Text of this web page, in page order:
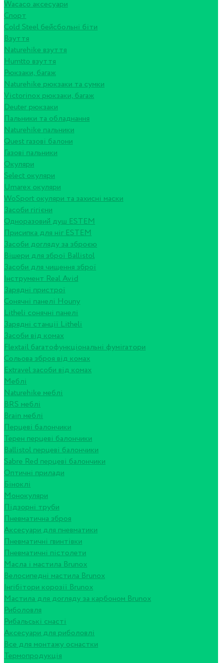
Wacaco аксесуари
Спорт
Cold Steel бейсбольні біти
Взуття
Naturehike взуття
Humtto взуття
Рюкзаки, багаж
Naturehike рюкзаки та сумки
Victorinox рюкзаки, багаж
Deuter рюкзаки
Пальники та обладнання
Naturehike пальники
Quest газові балони
Газові пальники
Окуляри
Select окуляри
Umarex окуляри
WoSport окуляри та захисні маски
Засоби гігієни
Одноразовий душ ESTEM
Присипка для ніг ESTEM
Засоби догляду за зброєю
Вішери для зброї Ballistol
Засоби для чищення зброї
Інструмент Real Avid
Зарядні пристрої
Сонячні панелі Houny
Litheli сонячні панелі
Зарядні станції Litheli
Засоби від комах
Flextail багатофункціональні фумігатори
Сольова зброя від комах
Extravel засоби від комах
Меблі
Naturehike меблі
BRS меблі
Brain меблі
Перцеві балончики
Терен перцеві балончики
Ballistol перцеві балончики
Sabre Red перцеві балончики
Оптичні прилади
Біноклі
Монокуляри
Підзорні труби
Пневматична зброя
Аксесуари для пневматики
Пневматичні гвинтівки
Пневматичні пістолети
Масла і мастила Brunox
Велосипедні мастила Brunox
Інгібітори корозії Brunox
Мастила для догляду за карбоном Brunox
Риболовля
Рибальські снасті
Аксесуари для риболовлі
Все для монтажу оснастки
Термопродукція